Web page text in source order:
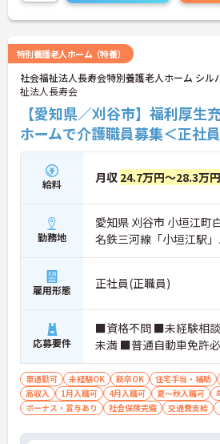
特別養護老人ホーム（特養）
社会福祉法人長寿会特別養護老人ホーム シル
祉法人長寿会
【愛知県／刈谷市】福利厚
ホームで介護職員募集＜正社
給料 月収 24.7万円～28.3万円
勤務地
愛知県 刈谷市 小垣江町
名鉄三河線「小垣江駅
雇用形態 正社員(正職員)
応募要件
■資格不問 ■未経験相
未満 ■普通自動車免許
車通勤可 未経験OK 新卒OK 住宅手当・補助
高収入
1月入職可 4月入職可 夏～秋入職可
ボーナス・賞与あり
社会保険完備 交通費支給